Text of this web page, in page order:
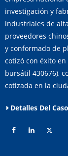
investigación y
industriales de
proveedores
y conformado de
cotizó con éxito
bursátil 430676),
cotizada en la
Detalles Del Caso